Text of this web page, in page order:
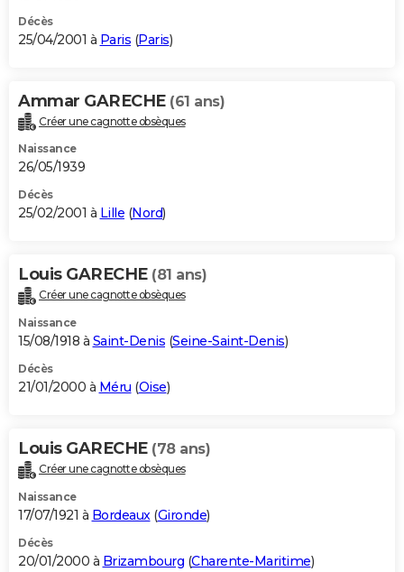
Décès
25/04/2001 à Paris (Paris)
Ammar GARECHE (61 ans)
Créer une cagnotte obsèques
Naissance
26/05/1939
Décès
25/02/2001 à Lille (Nord)
Louis GARECHE (81 ans)
Créer une cagnotte obsèques
Naissance
15/08/1918 à Saint-Denis (Seine-Saint-Denis)
Décès
21/01/2000 à Méru (Oise)
Louis GARECHE (78 ans)
Créer une cagnotte obsèques
Naissance
17/07/1921 à Bordeaux(Gironde)
Décès
20/01/2000 à Brizambourg (Charente-Maritime)